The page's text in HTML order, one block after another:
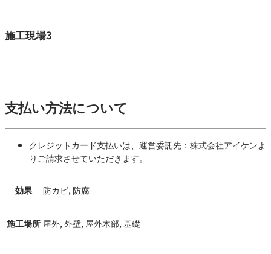
施工現場3
支払い方法について
クレジットカード支払いは、運営委託先：株式会社アイケンよ
りご請求させていただきます。
効果 防カビ, 防腐
施工場所 屋外, 外壁, 屋外木部, 基礎